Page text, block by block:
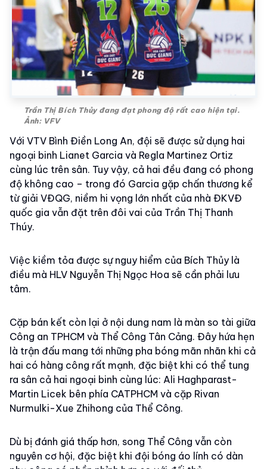
Trần Thị Bích Thủy đang đạt phong độ rất cao hiện tại.
Ảnh: VFV
Với VTV Bình Điền Long An, đội sẽ được sử dụng hai
ngoại binh Lianet Garcia và Regla Martinez Ortiz
cùng lúc trên sân. Tuy vậy, cả hai đều đang có phong
độ không cao – trong đó Garcia gặp chấn thương kể
từ giải VĐQG, niềm hi vọng lớn nhất của nhà ĐKVĐ
quốc gia vẫn đặt trên đôi vai của Trần Thị Thanh
Thúy.
Việc kiềm tỏa được sự nguy hiểm của Bích Thủy là
điều mà HLV Nguyễn Thị Ngọc Hoa sẽ cần phải lưu
tâm.
Cặp bán kết còn lại ở nội dung nam là màn so tài giữa
Công an TPHCM và Thể Công Tân Cảng. Đây hứa hẹn
là trận đấu mang tới những pha bóng mãn nhãn khi cả
hai có hàng công rất mạnh, đặc biệt khi có thể tung
ra sân cả hai ngoại binh cùng lúc: Ali Haghparast-
Martin Licek bên phía CATPHCM và cặp Rivan
Nurmulki-Xue Zhihong của Thể Công.
Dù bị đánh giá thấp hơn, song Thể Công vẫn còn
nguyên cơ hội, đặc biệt khi đội bóng áo lính có dàn